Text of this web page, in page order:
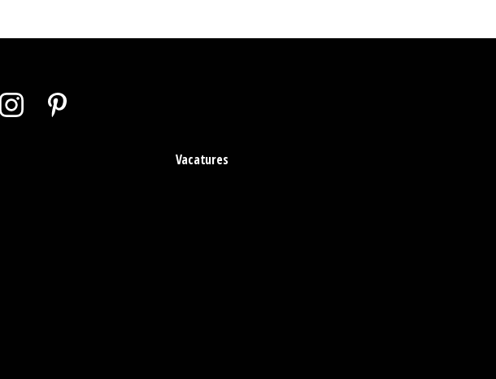
Vacatures